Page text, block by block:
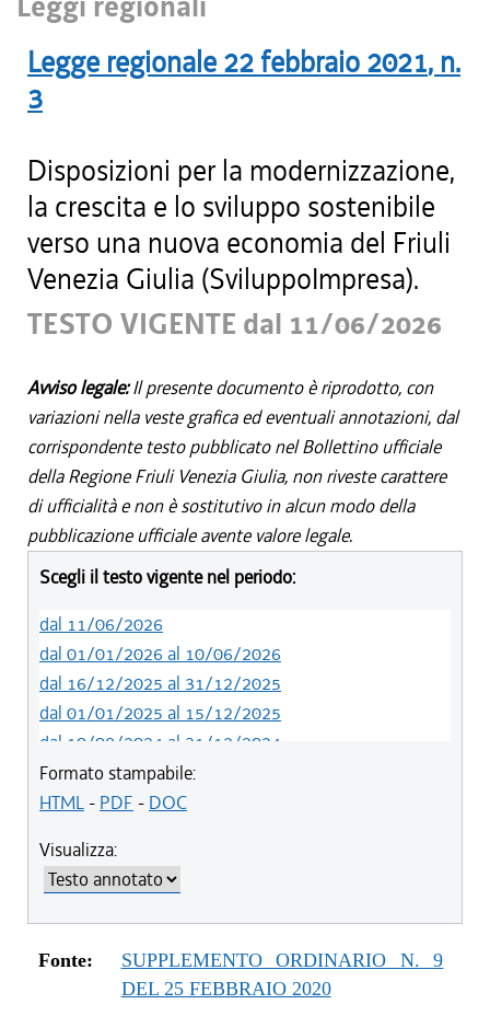
Legge regionale 22 febbraio 2021, n.
3
Disposizioni per la modernizzazione,
la crescita e lo sviluppo sostenibile
verso una nuova economia del Friuli
Venezia Giulia (SviluppoImpresa).
TESTO VIGENTE dal 11/06/2026
Avviso legale:Il presente documento è riprodotto, con
variazioni nella veste grafica ed eventuali annotazioni, dal
corrispondente testo pubblicato nel Bollettino ufficiale
della Regione Friuli Venezia Giulia, non riveste carattere
di ufficialità e non è sostitutivo in alcun modo della
pubblicazione ufficiale avente valore legale.
Scegli il testo vigente nel periodo:
dal 11/06/2026
dal 01/01/2026 al 10/06/2026
dal 16/12/2025 al 31/12/2025
dal 01/01/2025 al 15/12/2025
dal 10/08/2024 al 31/12/2024
dal 14/05/2024 al 09/08/2024
dal 01/01/2024 al 13/05/2024
dal 12/08/2023 al 30/10/2023
dal 07/03/2023 al 11/08/2023
dal 01/01/2023 al 06/03/2023
dal 10/11/2022 al 31/12/2022
dal 09/08/2022 al 09/11/2022
Formato stampabile:
HTML- PDF - DOC
Visualizza:
Fonte:
SUPPLEMENTO ORDINARIO N. 9
DEL 25 FEBBRAIO 2020